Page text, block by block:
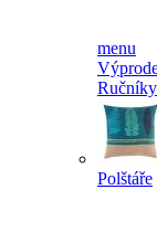
menu
Polštáře